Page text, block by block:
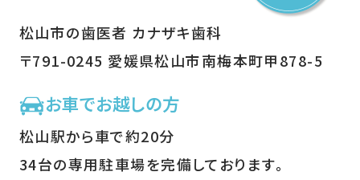
松山市の歯医者 カナザキ歯科
〒791-0245 愛媛県松山市南梅本町甲878-5
お車でお越しの方
松山駅から車で約20分
34台の専用駐車場を完備しております。